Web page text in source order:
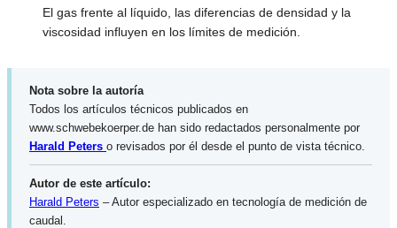
El gas frente al líquido, las diferencias de densidad y la
viscosidad influyen en los límites de medición.
Nota sobre la autoría
Todos los artículos técnicos publicados en
www.schwebekoerper.de han sido redactados personalmente por
Harald Peters o revisados por él desde el punto de vista técnico.
Autor de este artículo:
Harald Peters – Autor especializado en tecnología de medición de
caudal.